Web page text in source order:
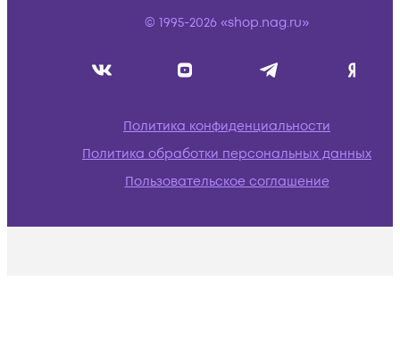
© 1995-2026 «shop.nag.ru»
Политика конфиденциальности
Политика обработки персональных данных
Пользовательское соглашение